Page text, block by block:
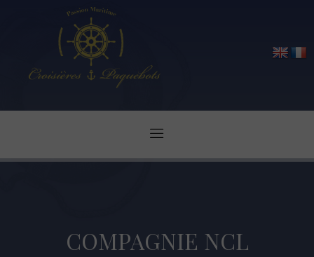
COMPAGNIE NCL